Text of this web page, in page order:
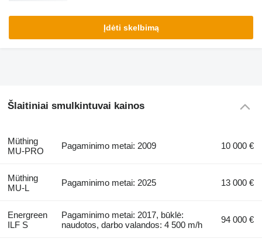
Įdėti skelbimą
Šlaitiniai smulkintuvai kainos
Müthing
MU-PRO
Pagaminimo metai: 2009 10 000 €
Müthing
MU-L
Pagaminimo metai: 2025 13 000 €
Energreen
ILF S
Pagaminimo metai: 2017, būklė:
naudotos, darbo valandos: 4 500 m/h
94 000 €